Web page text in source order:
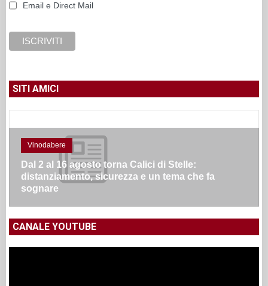
Email e Direct Mail
SITI AMICI
Vinodabere
Dal 2 al 16 agosto torna Calici di Stelle:
distanziamento, sicurezza e un tema che fa
sognare
CANALE YOUTUBE